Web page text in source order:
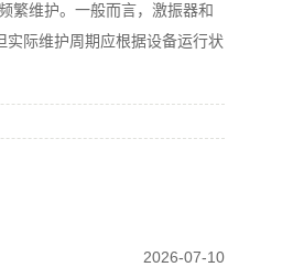
繁维护。一般而言，激振器和
际维护周期应根据设备运行状
2026-07-10